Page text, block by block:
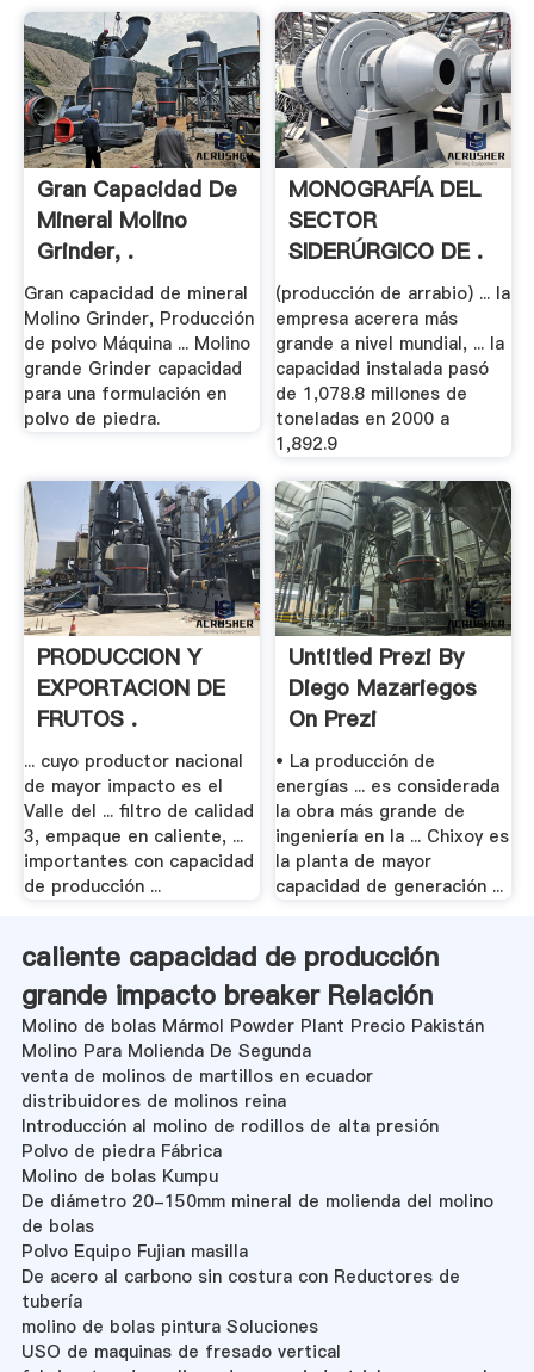
Gran Capacidad De
Mineral Molino
Grinder, .
Gran capacidad de mineral
Molino Grinder, Producción
de polvo Máquina ... Molino
grande Grinder capacidad
para una formulación en
polvo de piedra.
MONOGRAFÍA DEL
SECTOR
SIDERÚRGICO DE .
(producción de arrabio) ... la
empresa acerera más
grande a nivel mundial, ... la
capacidad instalada pasó
de 1,078.8 millones de
toneladas en 2000 a
1,892.9
PRODUCCION Y
EXPORTACION DE
FRUTOS .
... cuyo productor nacional
de mayor impacto es el
Valle del ... filtro de calidad
3, empaque en caliente, ...
importantes con capacidad
de producción ...
Untitled Prezi By
Diego Mazariegos
On Prezi
• La producción de
energías ... es considerada
la obra más grande de
ingeniería en la ... Chixoy es
la planta de mayor
capacidad de generación ...
caliente capacidad de producción
grande impacto breaker Relación
Molino de bolas Mármol Powder Plant Precio Pakistán
Molino Para Molienda De Segunda
venta de molinos de martillos en ecuador
distribuidores de molinos reina
Introducción al molino de rodillos de alta presión
Polvo de piedra Fábrica
Molino de bolas Kumpu
De diámetro 20-150mm mineral de molienda del molino
de bolas
Polvo Equipo Fujian masilla
De acero al carbono sin costura con Reductores de
tubería
molino de bolas pintura Soluciones
USO de maquinas de fresado vertical